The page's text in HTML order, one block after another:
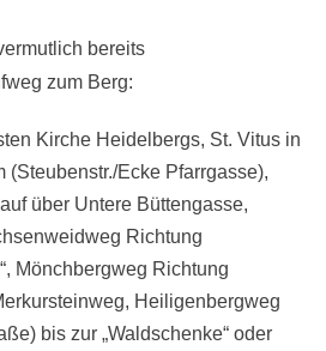
bereits
zum Berg:
Kirche Heidelbergs, St. Vitus in
(Steubenstr./Ecke Pfarrgasse),
über Untere Büttengasse,
Richtung
Mönchbergweg Richtung
Heiligenbergweg
bis zur „Waldschenke“ oder